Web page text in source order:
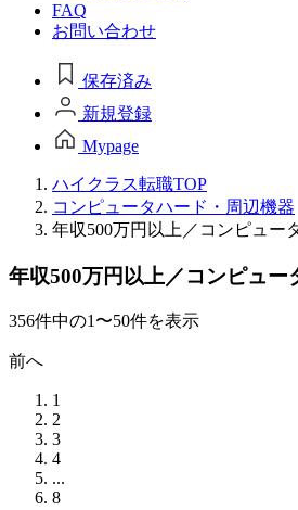
FAQ
お問い合わせ
保存済み
新規登録
Mypage
ハイクラス転職TOP
コンピュータハード・周辺機器
年収500万円以上／コンピュー
年収500万円以上／コンピュ
356件中の1〜50件を表示
前へ
1
2
3
4
...
8